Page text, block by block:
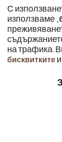
С
използваме „
на трафика.
бисквитките и